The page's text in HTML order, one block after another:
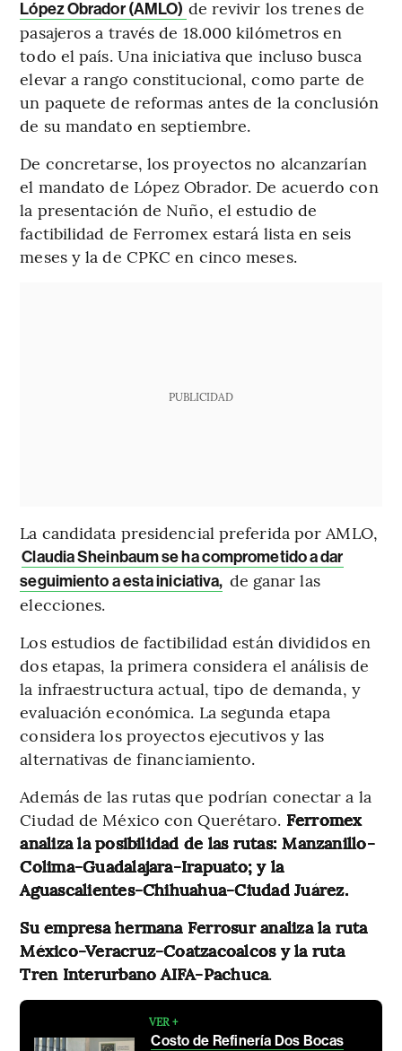
López Obrador (AMLO) de revivir los trenes de
pasajeros a través de 18.000 kilómetros en
todo el país. Una iniciativa que incluso busca
elevar a rango constitucional, como parte de
un paquete de reformas antes de la conclusión
de su mandato en septiembre.
De concretarse, los proyectos no alcanzarían
el mandato de López Obrador. De acuerdo con
la presentación de Nuño, el estudio de
factibilidad de Ferromex estará lista en seis
meses y la de CPKC en cinco meses.
PUBLICIDAD
La candidata presidencial preferida por AMLO,
Claudia Sheinbaum se ha comprometido a dar
seguimiento a esta iniciativa, de ganar las
elecciones.
Los estudios de factibilidad están divididos en
dos etapas, la primera considera el análisis de
la infraestructura actual, tipo de demanda, y
evaluación económica. La segunda etapa
considera los proyectos ejecutivos y las
alternativas de financiamiento.
Además de las rutas que podrían conectar a la
Ciudad de México con Querétaro. Ferromex
analiza la posibilidad de las rutas: Manzanillo-
Colima-Guadalajara-Irapuato; y la
Aguascalientes-Chihuahua-Ciudad Juárez.
Su empresa hermana Ferrosur analiza la ruta
México-Veracruz-Coatzacoalcos y la ruta
Tren Interurbano AIFA-Pachuca.
VER +
Costo de Refinería Dos Bocas